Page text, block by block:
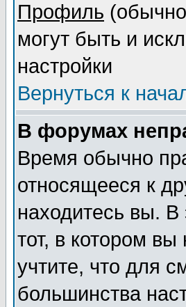
Профиль
могут быть и
настройки
Вернуться к
В форумах
Время обычно
относящееся к
находитесь вы.
тот, в котором
учтите, что для
большинства